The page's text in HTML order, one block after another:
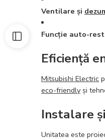
Ventilare și
Funcție auto-
Eficiență
Mitsubishi Electric
eco-friendlyși
Instalare
Unitatea este